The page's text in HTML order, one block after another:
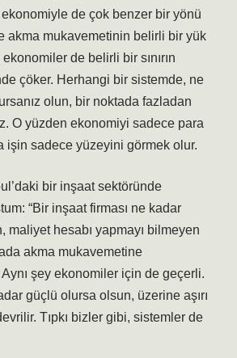
ekonomiyle de çok benzer bir yönü
akma mukavemetinin belirli bir yük
de belirli bir sınırın
çöker. Herhangi bir sistemde, ne
olun, bir noktada fazladan
O yüzden ekonomiyi sadece para
işin sadece yüzeyini görmek olur.
bir inşaat sektöründe
“Bir inşaat firması ne kadar
maliyet hesabı yapmayı bilmeyen
akma mukavemetine
şey ekonomiler için de geçerli.
güçlü olursa olsun, üzerine aşırı
Tıpkı bizler gibi, sistemler de